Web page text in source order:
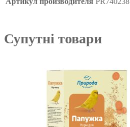
Супутні товари